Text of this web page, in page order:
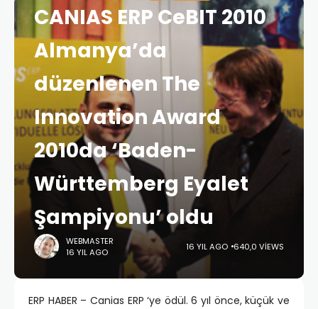
CANIAS ERP CeBIT 2010
Almanya’da
düzenlenen The
Innovation Award
2010da ‘Baden-
Württemberg Eyalet
Şampiyonu’ oldu
WEBMASTER
16 YIL AGO
16 YIL AGO 640,0 VIEWS
ERP HABER – Canias ERP ‘ye ödül. 6 yıl önce, küçük ve